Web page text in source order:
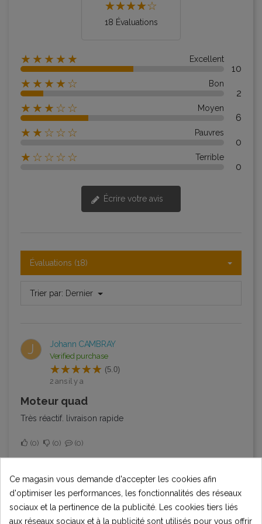
18 Évaluations
★★★★★ Excellent
10
★★★★☆ Bon
2
★★★☆☆ Moyen
6
★★☆☆☆ Pauvres
0
★☆☆☆☆ Terrible
0
Écrire votre avis
Évaluations (18)
Trier par: Dernier
J Johann CAMBRAY
Verified purchase
(5.0)
2 ans il y a
Moteur quad
Très réactif. livraison rapide
0 0 0
M Marie
(5.0)
2 ans il y a
Ce magasin vous demande d'accepter les cookies afin
d'optimiser les performances, les fonctionnalités des réseaux
sociaux et la pertinence de la publicité. Les cookies tiers liés
aux réseaux sociaux et à la publicité sont utilisés pour vous offrir